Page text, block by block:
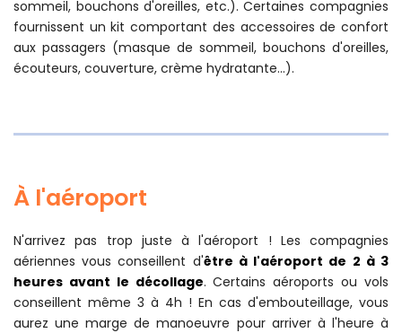
sommeil, bouchons d'oreilles, etc.). Certaines compagnies
fournissent un kit comportant des accessoires de confort
aux passagers (masque de sommeil, bouchons d'oreilles,
écouteurs, couverture, crème hydratante...).
À l'aéroport
N'arrivez pas trop juste à l'aéroport ! Les compagnies
aériennes vous conseillent d'être à l'aéroport de 2 à 3
heures avant le décollage. Certains aéroports ou vols
conseillent même 3 à 4h ! En cas d'embouteillage, vous
aurez une marge de manoeuvre pour arriver à l'heure à